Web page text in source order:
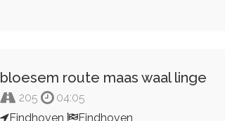
bloesem route maas waal linge
205
04:05
Eindhoven
Eindhoven